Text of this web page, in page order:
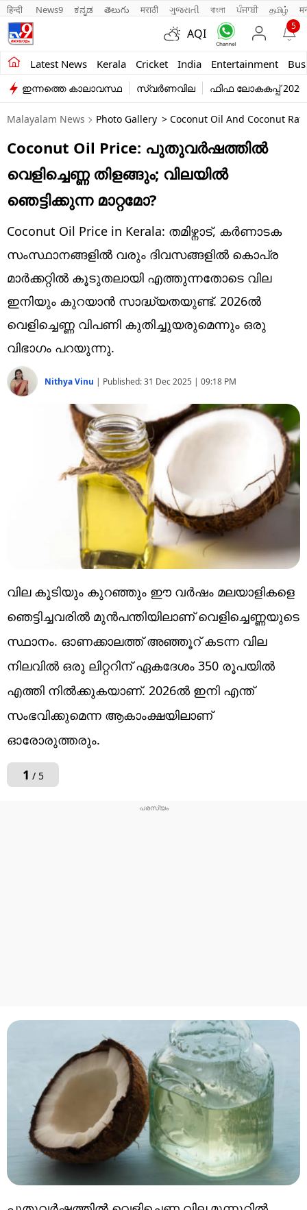
हिन्दी News9 ಕನ್ನಡ తెలుగు मराठी ગુજરાતી বাংলা ਪੰਜਾਬੀ தமிழ்
AQI
5
Latest News Kerala Cricket India Entertainment
Kerala
India
Entertainment
Business
Education
Lifestyle
world
Technology
Religion
Web Story
Short Videos
ഇന്നത്തെ കാലാവസ്ഥ സ്വർണവില ഫിഫ ലോകകപ്പ് 2026
Malayalam News Photo Gallery > Coconut Oil And Coconut
Coconut Oil Price: പുതുവർഷത്തിൽ
വെളിച്ചെണ്ണ തിളങ്ങും; വിലയിൽ
ഞെട്ടിക്കുന്ന മാറ്റമോ?
Coconut Oil Price in Kerala: തമിഴ്നാട്, കർണാടക
സംസ്ഥാനങ്ങളിൽ വരും ദിവസങ്ങളിൽ കൊപ്ര
മാർക്കറ്റിൽ കൂടുതലായി എത്തുന്നതോടെ വില
ഇനിയും കുറയാൻ സാദ്ധ്യതയുണ്ട്. 2026ൽ
വെളിച്ചെണ്ണ വിപണി കുതിച്ചുയരുമെന്നും ഒരു
വിഭാഗം പറയുന്നു.
Nithya Vinu | Published:31 Dec 2025 | 09:18 PM
വില കൂടിയും കുറഞ്ഞും ഈ വർഷം മലയാളികളെ
ഞെട്ടിച്ചവരിൽ മുൻപന്തിയിലാണ് വെളിച്ചെണ്ണയുടെ
സ്ഥാനം. ഓണക്കാലത്ത് അഞ്ഞൂറ് കടന്ന വില
നിലവിൽ ഒരു ലിറ്ററിന് ഏകദേശം 350 രൂപയിൽ
എത്തി നിൽക്കുകയാണ്. 2026ൽ ഇനി എന്ത്
സംഭവിക്കുമെന്ന ആകാംക്ഷയിലാണ്
ഓരോരുത്തരും.
1 / 5